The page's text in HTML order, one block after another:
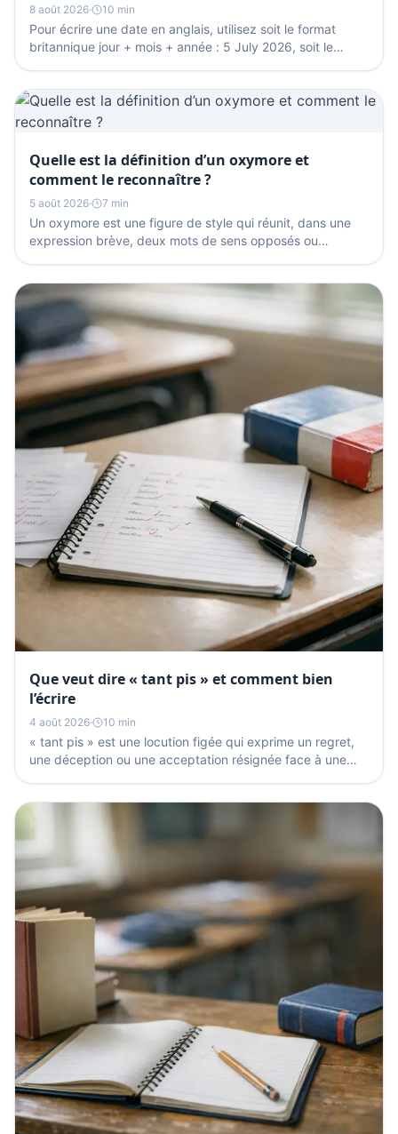
8 août 2026· 10 min
Pour écrire une date en anglais, utilisez soit le format
britannique jour + mois + année : 5 July 2026, soit le
Quelle est la définition d’un oxymore et
comment le reconnaître ?
5 août 2026· 7 min
Un oxymore est une figure de style qui réunit, dans une
expression brève, deux mots de sens opposés ou
Que veut dire « tant pis » et comment bien
l’écrire
4 août 2026· 10 min
« tant pis » est une locution figée qui exprime un regret,
une déception ou une acceptation résignée face à une